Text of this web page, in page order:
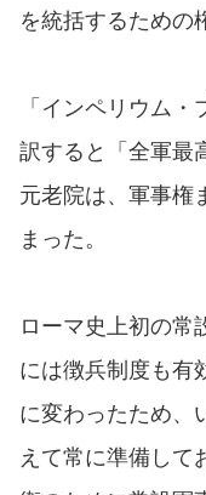
を統括するための
「インペリウム
訳すると「全軍最
元老院は、軍事権
まった。
ローマ史上初の常
には徴兵制度も有
に変わったため、
えて常に準備して